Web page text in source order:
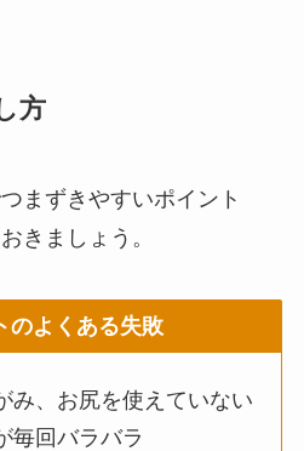
方
まずきやすいポイント
きましょう。
のよくある失敗
み、お尻を使えていない
毎回バラバラ